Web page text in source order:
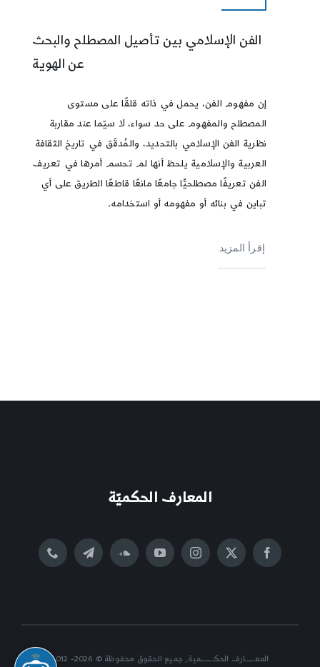
الفن الإسلامي بين تأصيل المصطلح والبحث
عن الهوية
إن مفهوم الفن، يحمل في ذاته قلقًا على مستوى
المصطلح والمفهوم على حد سواء، لا سيّما عند مقاربة
نظرية الفن الإسلامي بالتحديد، والمُدقّق في تاريخ الثقافة
العربية والإسلامية يلحظ أنها لم تحسم أمرها في تعريف
الفن تعريفًا مصطلحيًّا جامعًا مانعًا قاطعًا الطريق على أي
تباين في بنائه أو مفهومه أو استخدامه.
إقرأ المزيد
المعارف الحكميّة
المعــــــارف الحكــــــــمية, جميع الحقوق محفوظة © 2026- 2012